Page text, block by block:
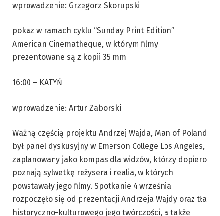
wprowadzenie: Grzegorz Skorupski
pokaz w ramach cyklu “Sunday Print Edition”
American Cinematheque, w którym filmy
prezentowane są z kopii 35 mm
16:00 – KATYŃ
wprowadzenie: Artur Zaborski
Ważną częścią projektu Andrzej Wajda, Man of Poland
był panel dyskusyjny w Emerson College Los Angeles,
zaplanowany jako kompas dla widzów, którzy dopiero
poznają sylwetkę reżysera i realia, w których
powstawały jego filmy. Spotkanie 4 września
rozpoczęło się od prezentacji Andrzeja Wajdy oraz tła
historyczno-kulturowego jego twórczości, a także